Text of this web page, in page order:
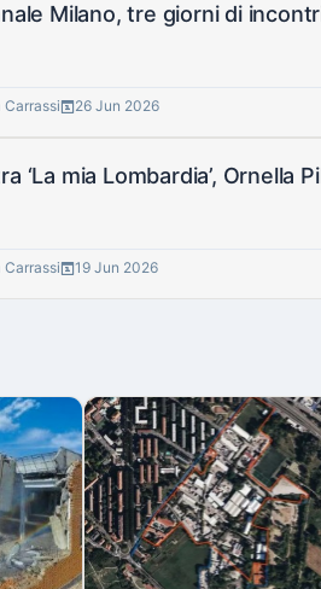
Milano, tre giorni di
Carrassi 26 Jun 2026
‘La mia Lombardia’, Ornella
Carrassi 19 Jun 2026